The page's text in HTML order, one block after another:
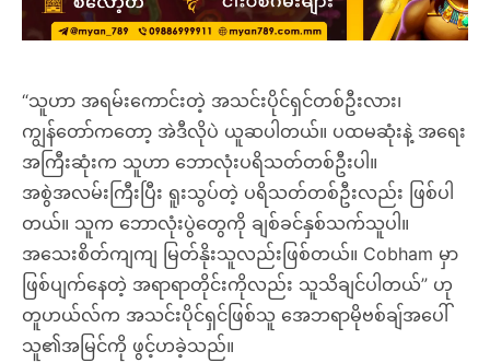
“သူဟာ အရမ်းကောင်းတဲ့ အသင်းပိုင်ရှင်တစ်ဦးလား၊
ကျွန်တော်ကတော့ အဲဒီလိုပဲ ယူဆပါတယ်။ ပထမဆုံးနဲ့ အရေး
အကြီးဆုံးက သူဟာ ဘောလုံးပရိသတ်တစ်ဦးပါ။
အစွဲအလမ်းကြီးပြီး ရူးသွပ်တဲ့ ပရိသတ်တစ်ဦးလည်း ဖြစ်ပါ
တယ်။ သူက ဘောလုံးပွဲတွေကို ချစ်ခင်နှစ်သက်သူပါ။
အသေးစိတ်ကျကျ မြတ်နိုးသူလည်းဖြစ်တယ်။ Cobham မှာ
ဖြစ်ပျက်နေတဲ့ အရာရာတိုင်းကိုလည်း သူသိချင်ပါတယ်” ဟု
တူဟယ်လ်က အသင်းပိုင်ရှင်ဖြစ်သူ အေဘရာမိုဗစ်ချ်အပေါ်
သူ၏အမြင်ကို ဖွင့်ဟခဲ့သည်။